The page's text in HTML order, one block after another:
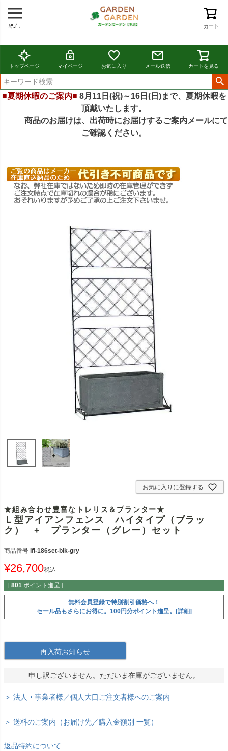
カート
ｶﾃｺﾞﾘ
トップページ マイページ お気に入り メール送信 カートを見る
■夏期休暇のご案内■ 8月11日(祝)～16日(日)まで、夏期休暇を
頂戴いたします。
商品のお届けは、出荷時にお届けするご案内メールにて
ご確認ください。
お気に入りに登録する
★組み合わせ豊富なトレリス＆プランター★
Ｌ型アイアンフェンス ハイタイプ（ブラッ
ク） + プランター（グレー）セット
商品番号 ifl-186set-blk-gry
¥26,700税込
[ 801 ポイント進呈 ]
無料会員登録で特別割引価格へ！
セール品もさらにお得に。100円分ポイント進呈。[詳細]
再入荷お知らせ
申し訳ございません。ただいま在庫がございません。
＞ 法人・事業者様／個人大口ご注文者様へのご案内
＞ 送料のご案内（お届け先／購入金額別 一覧）
返品特約について